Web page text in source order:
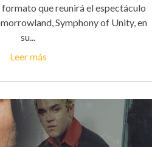
que reunirá el espectáculo
Symphony of Unity, en
su...
Leer más